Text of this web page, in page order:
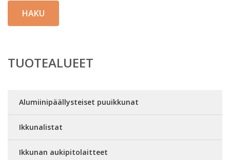
HAKU
TUOTEALUEET
Alumiinipäällysteiset puuikkunat
Ikkunalistat
Ikkunan aukipitolaitteet